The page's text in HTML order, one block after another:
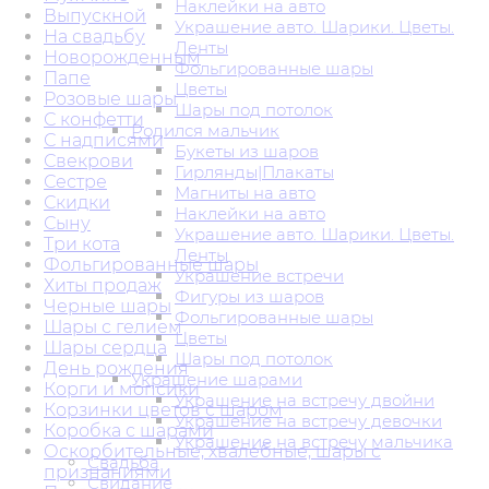
Наклейки на авто
Украшение авто. Шарики. Цветы.
Ленты
Фольгированные шары
Цветы
Шары под потолок
Родился мальчик
Букеты из шаров
Гирлянды|Плакаты
Магниты на авто
Наклейки на авто
Украшение авто. Шарики. Цветы.
Ленты
Украшение встречи
Фигуры из шаров
Фольгированные шары
Цветы
Шары под потолок
Украшение шарами
Украшение на встречу двойни
Украшение на встречу девочки
Украшение на встречу мальчика
Свадьба
Свидание
Выпускной
На свадьбу
Новорожденным
Папе
Розовые шары
С конфетти
С надписями
Свекрови
Сестре
Скидки
Сыну
Три кота
Фольгированные шары
Хиты продаж
Черные шары
Шары с гелием
Шары сердца
День рождения
Корги и мопсики
Корзинки цветов с шаром
Коробка с шарами
Оскорбительные, хвалебные, шары с
признаниями